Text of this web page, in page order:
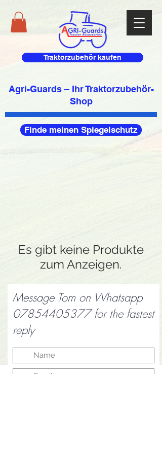
Traktorzubehör kaufen
Agri-Guards – Ihr Traktorzubehör-
Shop
Finde meinen Spiegelschutz
Es gibt keine Produkte
zum Anzeigen.
Message Tom on Whatsapp
07854405377for the fastest
reply